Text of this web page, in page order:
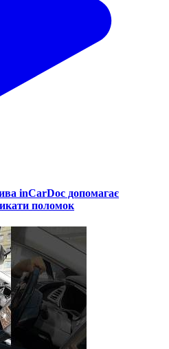
inCarDoc допомагає
поломок